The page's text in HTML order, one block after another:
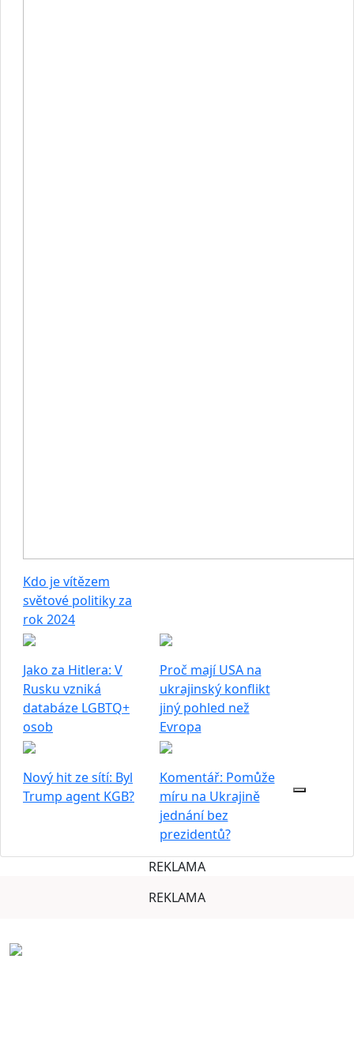
Kdo je vítězem
světové politiky za
rok 2024
Jako za Hitlera: V
Rusku vzniká
databáze LGBTQ+
osob
Proč mají USA na
ukrajinský konflikt
jiný pohled než
Evropa
Nový hit ze sítí: Byl
Trump agent KGB?
Komentář: Pomůže
míru na Ukrajině
jednání bez
prezidentů?
REKLAMA
REKLAMA